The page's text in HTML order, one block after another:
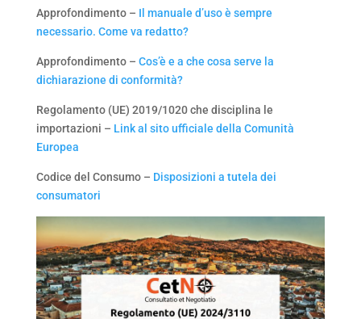
Approfondimento – Il manuale d’uso è sempre
necessario. Come va redatto?
Approfondimento – Cos’è e a che cosa serve la
dichiarazione di conformità?
Regolamento (UE) 2019/1020 che disciplina le
importazioni – Link al sito ufficiale della Comunità
Europea
Codice del Consumo – Disposizioni a tutela dei
consumatori